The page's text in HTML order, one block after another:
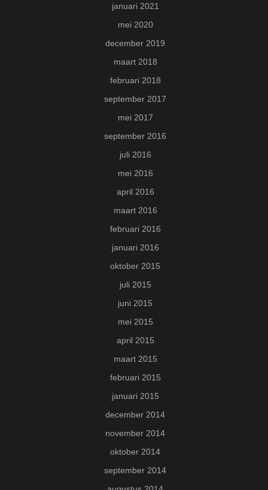
januari 2021
mei 2020
december 2019
maart 2018
februari 2018
september 2017
mei 2017
september 2016
juli 2016
mei 2016
april 2016
maart 2016
februari 2016
januari 2016
oktober 2015
juli 2015
juni 2015
mei 2015
april 2015
maart 2015
februari 2015
januari 2015
december 2014
november 2014
oktober 2014
september 2014